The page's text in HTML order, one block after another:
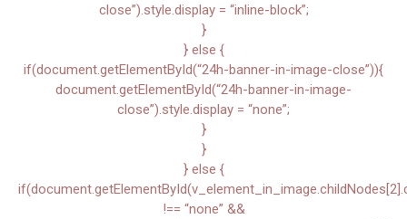
close”).style.display = “inline-block”;
}
} else {
if(document.getElementById(“24h-banner-in-image-close”)){
document.getElementById(“24h-banner-in-image-
close”).style.display = “none”;
}
}
} else {
!== “none” &&